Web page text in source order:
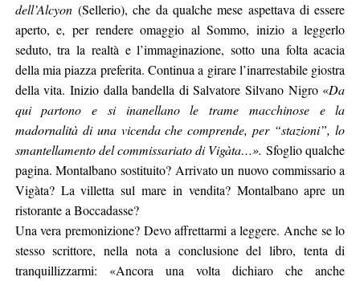
dell’Alcyon (Sellerio), che da qualche mese aspettava di essere
aperto, e, per rendere omaggio al Sommo, inizio a leggerlo
seduto, tra la realtà e l’immaginazione, sotto una folta acacia
della mia piazza preferita. Continua a girare l’inarrestabile giostra
della vita. Inizio dalla bandella di Salvatore Silvano Nigro «Da
qui partono e si inanellano le trame macchinose e la
madornalità di una vicenda che comprende, per “stazioni”, lo
smantellamento del commissariato di Vigàta…».Sfoglio qualche
pagina. Montalbano sostituito? Arrivato un nuovo commissario a
Vigàta? La villetta sul mare in vendita? Montalbano apre un
ristorante a Boccadasse?
Una vera premonizione? Devo affrettarmi a leggere. Anche se lo
stesso scrittore, nella nota a conclusione del libro, tenta di
tranquillizzarmi: «Ancora una volta dichiaro che anche